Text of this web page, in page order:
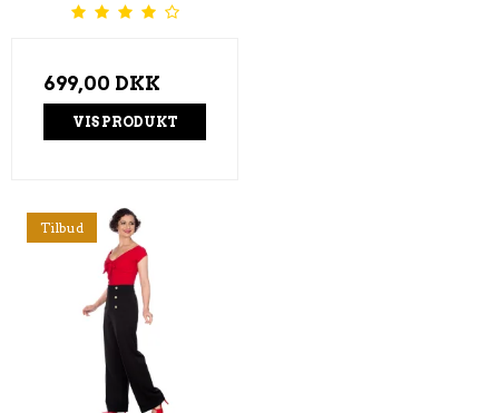
699,00 DKK
VIS PRODUKT
Tilbud